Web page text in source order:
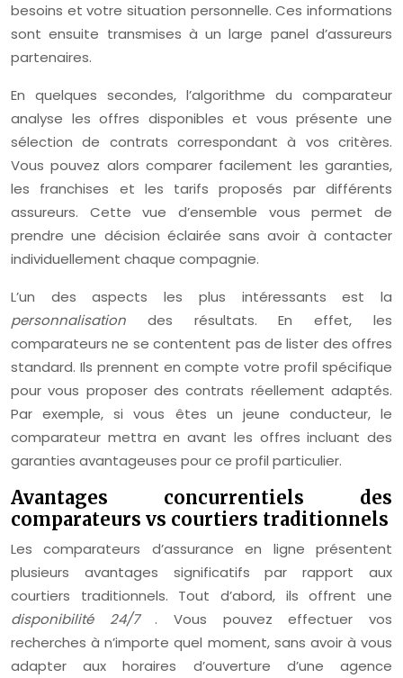
besoins et votre situation personnelle. Ces informations
sont ensuite transmises à un large panel d’assureurs
partenaires.
En quelques secondes, l’algorithme du comparateur
analyse les offres disponibles et vous présente une
sélection de contrats correspondant à vos critères.
Vous pouvez alors comparer facilement les garanties,
les franchises et les tarifs proposés par différents
assureurs. Cette vue d’ensemble vous permet de
prendre une décision éclairée sans avoir à contacter
individuellement chaque compagnie.
L’un des aspects les plus intéressants est la
personnalisation des résultats. En effet, les
comparateurs ne se contentent pas de lister des offres
standard. Ils prennent en compte votre profil spécifique
pour vous proposer des contrats réellement adaptés.
Par exemple, si vous êtes un jeune conducteur, le
comparateur mettra en avant les offres incluant des
garanties avantageuses pour ce profil particulier.
Avantages concurrentiels des
comparateurs vs courtiers traditionnels
Les comparateurs d’assurance en ligne présentent
plusieurs avantages significatifs par rapport aux
courtiers traditionnels. Tout d’abord, ils offrent une
disponibilité 24/7 . Vous pouvez effectuer vos
recherches à n’importe quel moment, sans avoir à vous
adapter aux horaires d’ouverture d’une agence